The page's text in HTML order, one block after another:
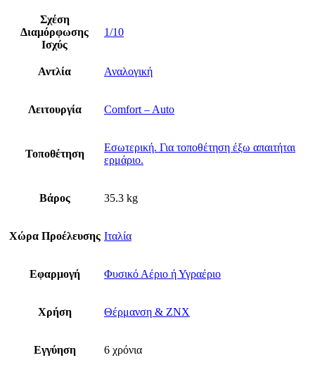
Σχέση
Διαμόρφωσης
Ισχύς
1/10
Αντλία Αναλογική
Λειτουργία Comfort – Auto
Τοποθέτηση
Εσωτερική. Για τοποθέτηση έξω απαιτήται
ερμάριο.
Βάρος 35.3 kg
Χώρα Προέλευσης Ιταλία
Εφαρμογή Φυσικό Αέριο ή Υγραέριο
Χρήση Θέρμανση & ΖΝΧ
Εγγύηση 6 χρόνια